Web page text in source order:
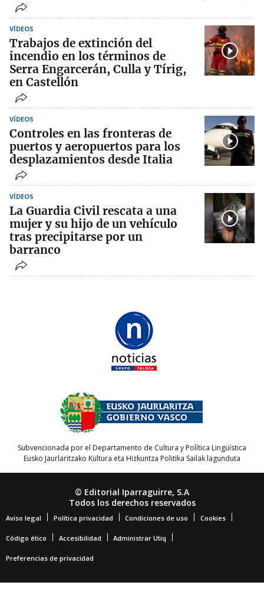
VÍDEOS
Trabajos de extinción del
incendio en los términos de
Serra Engarcerán, Culla y Tírig,
en Castellón
VÍDEOS
Controles en las fronteras de
puertos y aeropuertos para los
desplazamientos desde Italia
VÍDEOS
La Guardia Civil rescata a una
mujer y su hijo de un vehículo
tras precipitarse por un
barranco
Subvencionada por el Departamento de Cultura y Política Lingüística
Eusko Jaurlaritzako Kultura eta Hizkuntza Politika Sailak lagunduta
© Editorial Iparraguirre, S.A
Todos los derechos reservados
Aviso legal Política privacidad Condiciones de uso Cookies
Código ético Accesibilidad Administrar Utiq
Preferencias de privacidad